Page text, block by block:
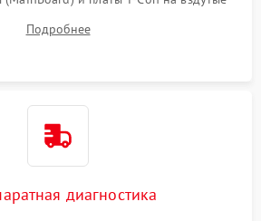
фиксации и целостности шлейфов.
Подробнее
диагностика